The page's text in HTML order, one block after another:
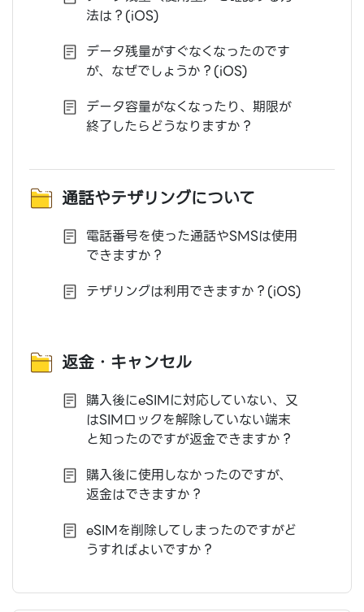
法は？(iOS)
データ残量がすぐなくなったのです
が、なぜでしょうか？(iOS)
データ容量がなくなったり、期限が
終了したらどうなりますか？
通話やテザリングについて
電話番号を使った通話やSMSは使用
できますか？
テザリングは利用できますか？(iOS)
返金・キャンセル
購入後にeSIMに対応していない、又
はSIMロックを解除していない端末
と知ったのですが返金できますか？
購入後に使用しなかったのですが、
返金はできますか？
eSIMを削除してしまったのですがど
うすればよいですか？